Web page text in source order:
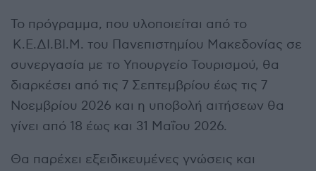
Το πρόγραμμα, που υλοποιείται από το
Κ.Ε.ΔΙ.ΒΙ.Μ. του Πανεπιστημίου Μακεδονίας σε
συνεργασία με το Υπουργείο Τουρισμού, θα
διαρκέσει από τις 7 Σεπτεμβρίου έως τις 7
Νοεμβρίου 2026 και η υποβολή αιτήσεων θα
γίνει από 18 έως και 31 Μαΐου 2026.
Θα παρέχει εξειδικευμένες γνώσεις και